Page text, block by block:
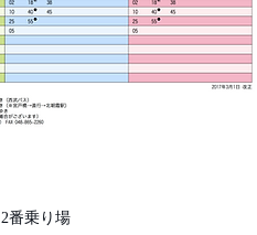
2番乗り場